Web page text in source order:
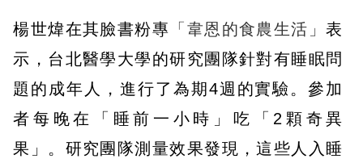
楊世煒在其臉書粉專 「韋恩的食農生活」表
示，台北醫學大學的研究團隊針對有睡眠問
題的成年人，進行了為期4週的實驗。參加
者每晚在「睡前一小時」吃「2顆奇異
果」。研究團隊測量效果發現，這些人入睡